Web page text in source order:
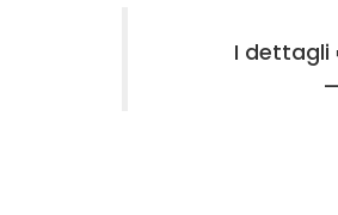
I dettagli